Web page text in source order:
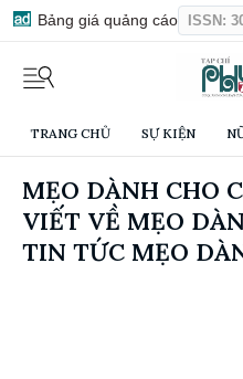
Bảng giá quảng cáo ISSN:
TRANG CHỦ SỰ KIỆN
MẸO DÀNH CHO
VIẾT VỀ MẸO
TIN TỨC MẸO